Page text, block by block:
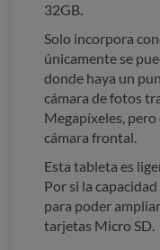
32GB.
Solo incorpora
únicamente se
donde haya un
cámara de fotos
Megapíxeles,
cámara frontal.
Esta tableta es
Por si la
para poder
tarjetas Micro SD.